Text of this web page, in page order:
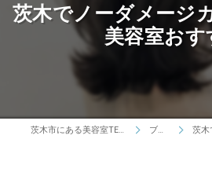
茨木でノーダメージ
美容室おす
茨木市にある美容室TEMIL HAIR ブログ 茨木